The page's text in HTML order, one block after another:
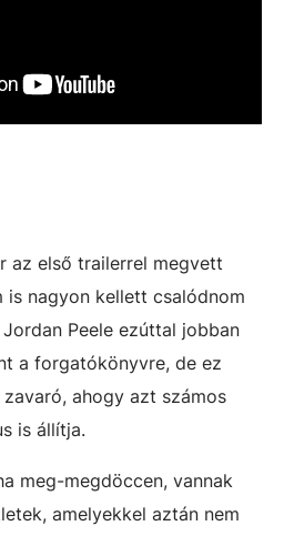
az első trailerrel megvett
is nagyon kellett csalódnom
Peele ezúttal jobban
a forgatókönyvre, de ez
ahogy azt számos
is állítja.
meg-megdöccen, vannak
amelyekkel aztán nem